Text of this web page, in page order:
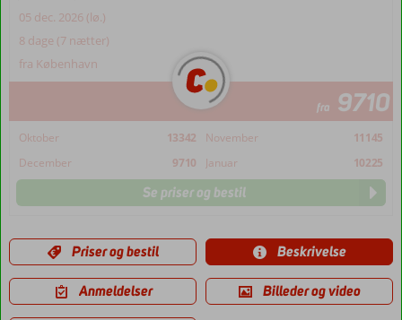
05 dec. 2026 (lø.)
8 dage (7 nætter)
fra København
fra 9710
Oktober 13342 November
11145
December
9710 Januar 10225
Se priser og bestil
Priser og bestil Beskrivelse
Anmeldelser Billeder og video